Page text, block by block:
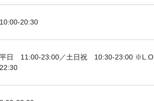
10:00-20:30
平日 11:00-23:00／土日祝 10:30-23:00 ※L.O.
22:30